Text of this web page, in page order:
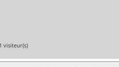
visiteur(s)